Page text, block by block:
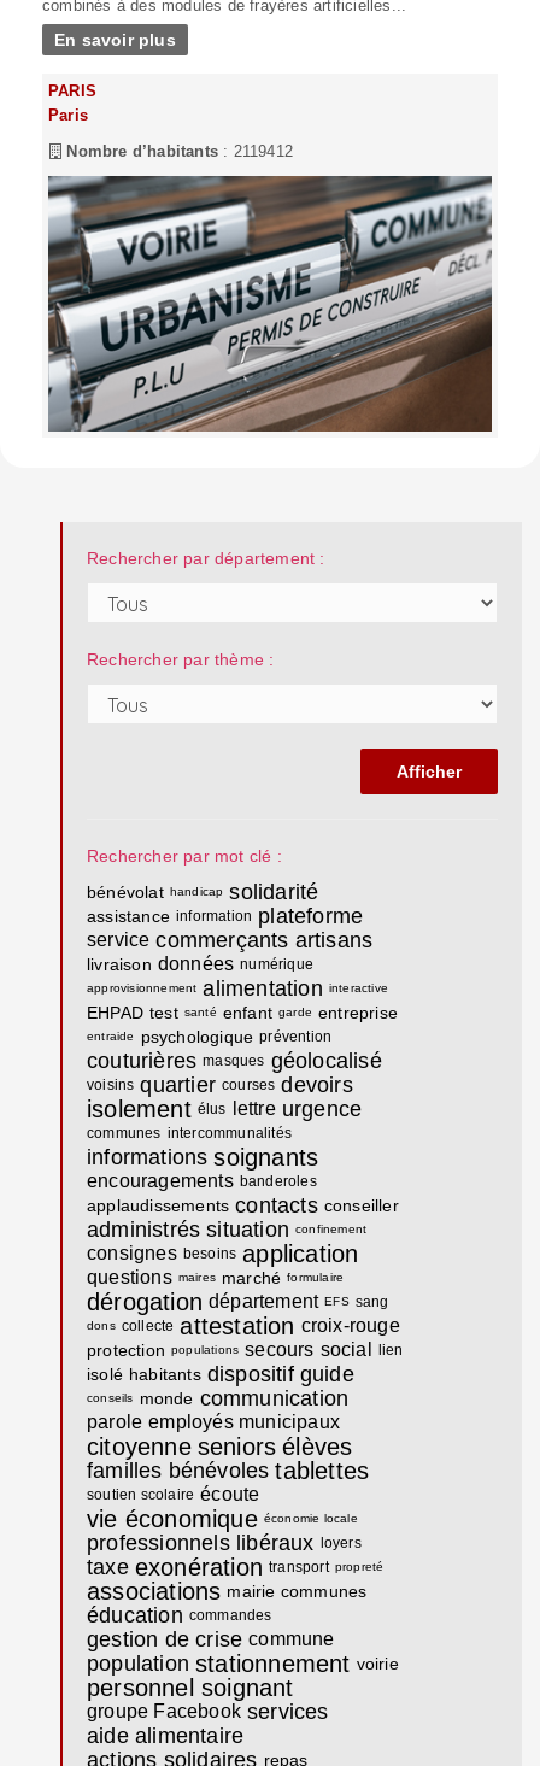
combinés à des modules de frayères artificielles...
En savoir plus
PARIS
Paris
Nombre d’habitants : 2119412
Rechercher par département :
Rechercher par thème :
Rechercher par mot clé :
bénévolat handicap solidarité
assistance information plateforme
service commerçants artisans
livraison données numérique
approvisionnement alimentation interactive
EHPAD test santé enfant garde entreprise
entraide psychologique prévention
couturières masques géolocalisé
voisins quartier courses devoirs
isolement élus lettre urgence
communes intercommunalités
informations soignants
encouragements banderoles
applaudissements contacts conseiller
administrés situation confinement
consignes besoins application
questions maires marché formulaire
dérogation département EFS sang
dons collecte attestation croix-rouge
protection populations secours social lien
isolé habitants dispositif guide
conseils monde communication
parole employés municipaux
citoyenne seniors élèves
familles bénévoles tablettes
soutien scolaire écoute
vie économique économie locale
professionnels libéraux loyers
taxe exonération transport propreté
associations mairie communes
éducation commandes
gestion de crise commune
population stationnement voirie
personnel soignant
groupe Facebook services
aide alimentaire
actions solidaires repas